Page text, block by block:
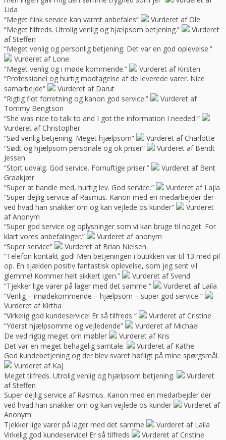
Lida
“Meget flink service kan varmt anbefales”
Vurderet af Ole
“Meget tilfreds. Utrolig venlig og hjælpsom betjening.”
Vurderet
af Steffen
“Meget venlig og personlig betjening. Det var en god oplevelse.”
Vurderet af Lone
“Meget venlig og i møde kommende.”
Vurderet af Kirsten
“Professionel og hurtig modtagelse af de leverede varer. Nice
samarbejde”
Vurderet af Darut
“Rigtig flot forretning og kanon god service.”
Vurderet af
Tommy Bengtson
“She was nice to talk to and I got the information I needed “
Vurderet af Christopher
“Sød venlig betjening. Meget hjælpsom”
Vurderet af Charlotte
“Sødt og hjælpsom personale og ok priser”
Vurderet af Bendt
Jessen
“Stort udvalg. God service. Fornuftige priser.”
Vurderet af Bent
Graakjær
“Super at handle med, hurtig lev. God service.”
Vurderet af Lajla
“Super dejlig service af Rasmus. Kanon med en medarbejder der
ved hvad han snakker om og kan vejlede os kunder”
Vurderet
af Anonym
“Super god service og oplysninger som vi kan bruge til noget. For
klart vores anbefalinger.”
Vurderet af anonym
“Super service”
Vurderet af Brian Nielsen
“Telefon kontakt god! Men betjeningen i butikken var til 13 med pil
op. En sjælden positiv fantastisk oplevelse, som jeg sent vil
glemme! Kommer helt sikkert igen.”
Vurderet af Svend
“Tjekker lige varer på lager med det samme “
Vurderet af Laila
“Venlig – imødekommende – hjælpsom – super god service “
Vurderet af Kirtha
“Virkelig god kundeservice! Er så tilfreds “
Vurderet af Cristine
“Yderst hjælpsomme og vejledende”
Vurderet af Michael
De ved rigtig meget om møbler
Vurderet af Kris
Det var en meget behagelig samtale.
Vurderet af Käthe
God kundebetjening og der blev svaret høfligt på mine spørgsmål.
Vurderet af Kaj
Meget tilfreds. Utrolig venlig og hjælpsom betjening.
Vurderet
af Steffen
Super dejlig service af Rasmus. Kanon med en medarbejder der
ved hvad han snakker om og kan vejlede os kunder
Vurderet af
Anonym
Tjekker lige varer på lager med det samme
Vurderet af Laila
Virkelig god kundeservice! Er så tilfreds
Vurderet af Cristine